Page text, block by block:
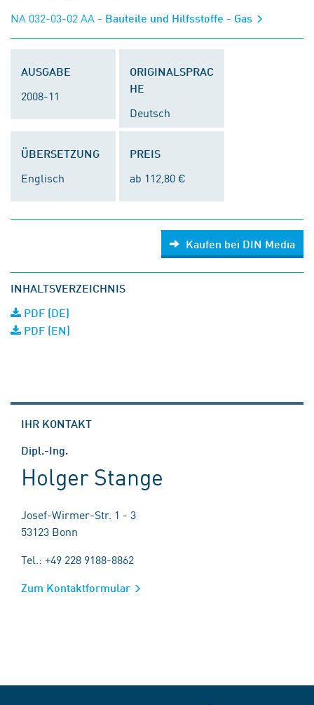
NA 032-03-02 AA - Bauteile und Hilfsstoffe - Gas
AUSGABE
2008-11
ORIGINALSPRAC
HE
Deutsch
ÜBERSETZUNG
Englisch
PREIS
ab 112,80 €
Kaufen bei DIN Media
INHALTSVERZEICHNIS
PDF (DE)
PDF (EN)
IHR KONTAKT
Dipl.-Ing.
Holger Stange
Josef-Wirmer-Str. 1 - 3
53123 Bonn
Tel.: +49 228 9188-8862
Zum Kontaktformular